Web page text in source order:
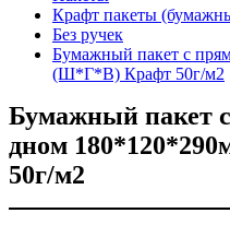
Крафт пакеты
Без ручек
Бумажный пакет с
(Ш*Г*В) Крафт 50г/м2
Бумажный пакет
дном
50г/м2